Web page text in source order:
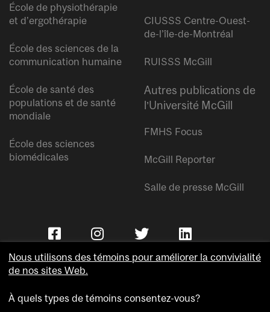
École de physiothérapie
et d’ergothérapie
École des sciences de la
communication humaine
École de santé des
populations et de santé
mondiale
École des sciences
biomédicales
CIUSSS Centre-Ouest-
de-l’île-de-Montréal
RUISSS McGill
Autres publications de
l’Université McGill
FMHS Focus
McGill Reporter
Salle de presse McGill
Nous utilisons des témoins pour améliorer la convivialité
de nos sites Web.
À quels types de témoins consentez-vous?